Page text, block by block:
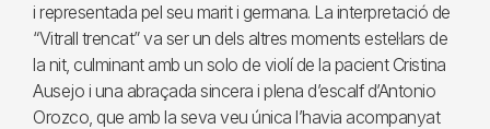
i representada pel seu marit i germana. La interpretació de
“Vitrall trencat” va ser un dels altres moments estel·lars de
la nit, culminant amb un solo de violí de la pacient Cristina
Ausejo i una abraçada sincera i plena d’escalf d’Antonio
Orozco, que amb la seva veu única l’havia acompanyat